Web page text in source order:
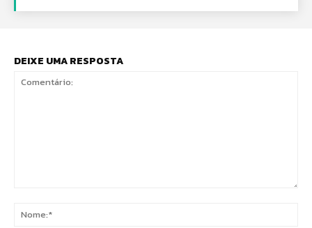
DEIXE UMA RESPOSTA